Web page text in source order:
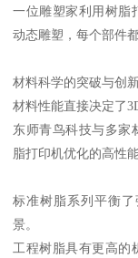
一位雕塑家利用树脂
动态雕塑，每个部件
材料科学的突破与创
材料性能直接决定了
东师青鸟科技与多家
脂打印机优化的高性
标准树脂系列平衡
景。
工程树脂具有更高的